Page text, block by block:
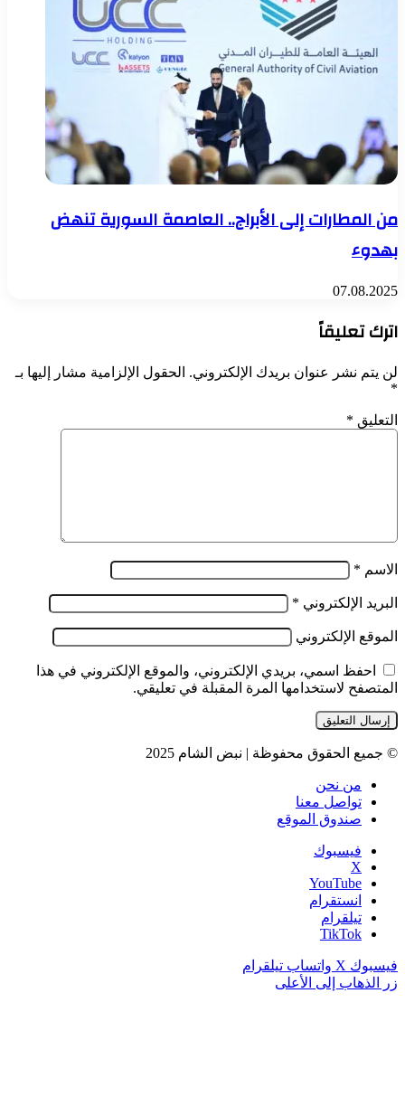
من المطارات إلى الأبراج.. العاصمة السورية تنهض
بهدوء
07.08.2025
اترك تعليقاً
لن يتم نشر عنوان بريدك الإلكتروني. الحقول الإلزامية مشار إليها بـ
*
التعليق *
الاسم *
البريد الإلكتروني *
الموقع الإلكتروني
احفظ اسمي، بريدي الإلكتروني، والموقع الإلكتروني في هذا
المتصفح لاستخدامها المرة المقبلة في تعليقي.
© جميع الحقوق محفوظة | نبض الشام 2025
من نحن
تواصل معنا
صندوق الموقع
فيسبوك
‫X
‫YouTube
انستقرام
تيلقرام
‫TikTok
فيسبوك ‫X واتساب تيلقرام
زر الذهاب إلى الأعلى